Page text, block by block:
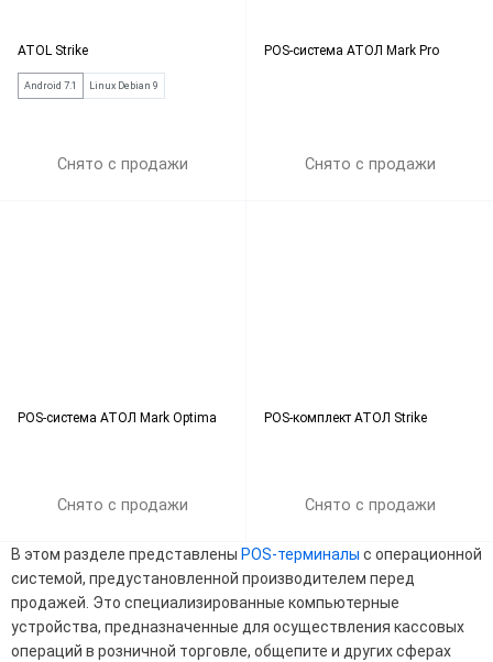
ATOL Strike
Android 7.1 Linux Debian 9
Снято с продажи
POS-система АТОЛ Mark Pro
Снято с продажи
POS-система АТОЛ Mark Optima
Снято с продажи
POS-комплект АТОЛ Strike
Снято с продажи
В этом разделе представлены POS-терминалы с операционной
системой, предустановленной производителем перед
продажей. Это специализированные компьютерные
устройства, предназначенные для осуществления кассовых
операций в розничной торговле, общепите и других сферах